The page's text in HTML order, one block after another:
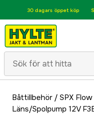
30 dagars öppet köp
Båttillbehör/ SPX
Läns/Spolpump 12V